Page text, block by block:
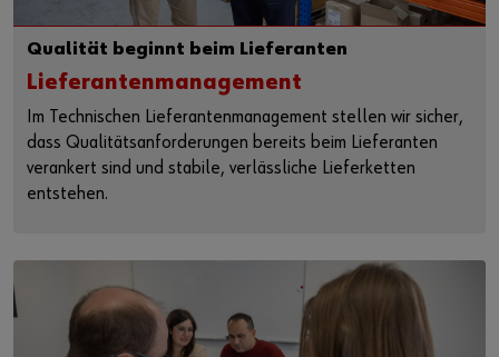
Qualität beginnt beim Lieferanten
Lieferantenmanagement
Im Technischen Lieferantenmanagement stellen wir sicher,
dass Qualitätsanforderungen bereits beim Lieferanten
verankert sind und stabile, verlässliche Lieferketten
entstehen.